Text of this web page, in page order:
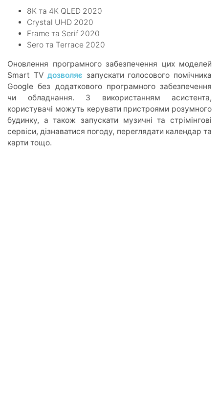
8K та 4K QLED 2020
Crystal UHD 2020
Frame та Serif 2020
Sero та Terrace 2020
Оновлення програмного забезпечення цих моделей
Smart TVдозволяє запускати голосового помічника
Google без додаткового програмного забезпечення
чи обладнання. З використанням асистента,
користувачі можуть керувати пристроями розумного
будинку, а також запускати музичні та стрімінгові
сервіси, дізнаватися погоду, переглядати календар та
карти тощо.